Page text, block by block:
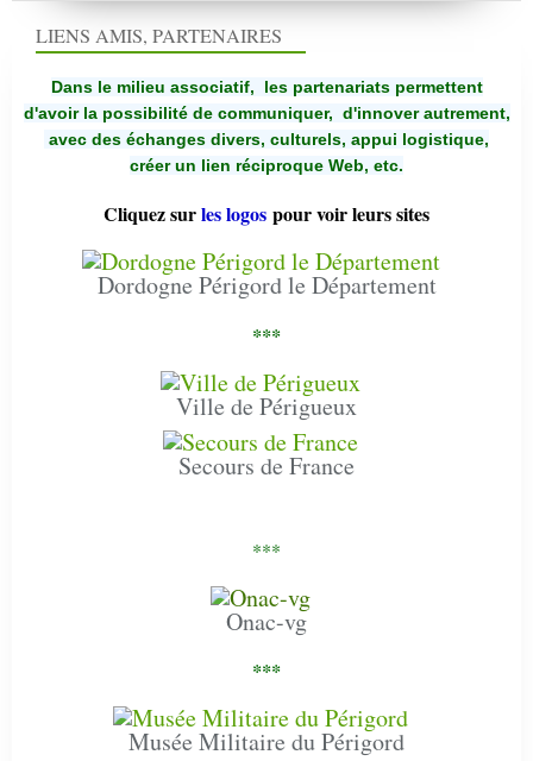
LIENS AMIS, PARTENAIRES
Dans le milieu associatif, les partenariats permettent
d'avoir la possibilité de communiquer, d'innover autrement,
avec des échanges divers, culturels, appui logistique,
créer un lien réciproque Web, etc.
Cliquez surles logos pour voir leurs sites
Dordogne Périgord le Département
***
Ville de Périgueux
Secours de France
***
Onac-vg
***
Musée Militaire du Périgord